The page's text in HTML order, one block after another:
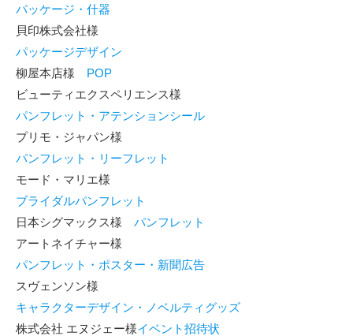
パッケージ・什器
貝印株式会社様
パッケージデザイン
柳屋本店様 POP
ビューティエクスペリエンス様
パンフレット・アテンションシール
プリモ・ジャパン様
パンフレット・リーフレット
モード・マリエ様
ブライダルパンフレット
日本シグマックス様 パンフレット
アートネイチャー様
パンフレット・ポスター・新聞広告
スヴェンソン様
キャラクターデザイン・ノベルティグッズ
株式会社 エヌジェー様イベント招待状